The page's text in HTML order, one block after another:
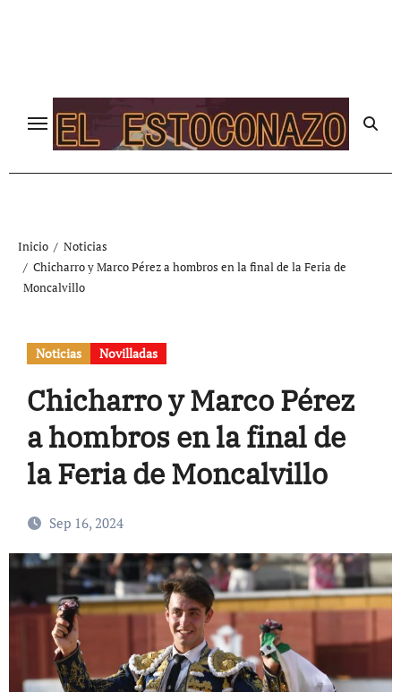
Inicio
Noticias
Chicharro y Marco Pérez a hombros en la final de la Feria de
Moncalvillo
Noticias Novilladas
Chicharro y Marco Pérez
a hombros en la final de
la Feria de Moncalvillo
Sep 16, 2024